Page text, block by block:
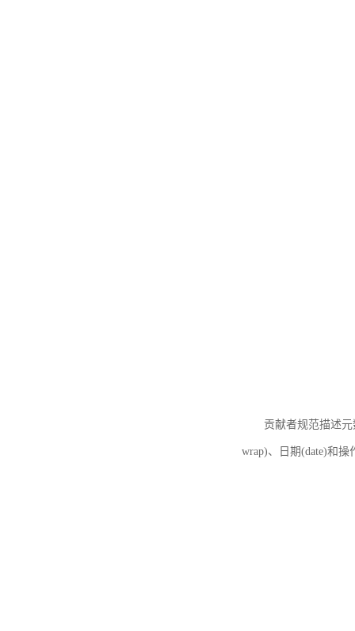
贡献者规范描述
wrap)、日期(date)和操